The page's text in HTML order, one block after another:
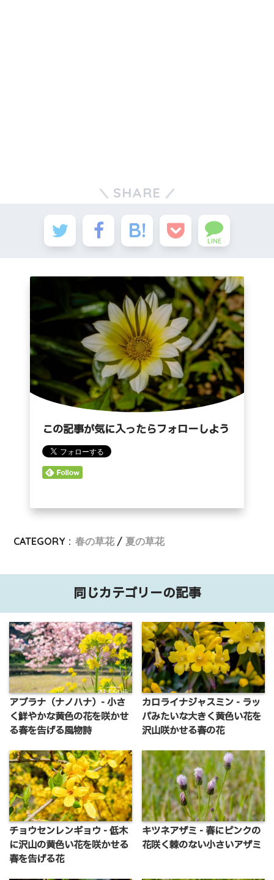
SHARE
LINE
この記事が気に入ったらフォローしよう
CATEGORY : 春の草花 夏の草花
同じカテゴリーの記事
アブラナ（ナノハナ）- 小さ
く鮮やかな黄色の花を咲かせ
る春を告げる風物詩
カロライナジャスミン - ラッ
パみたいな大きく黄色い花を
沢山咲かせる春の花
チョウセンレンギョウ - 低木
に沢山の黄色い花を咲かせる
春を告げる花
キツネアザミ - 春にピンクの
花咲く棘のない小さいアザミ